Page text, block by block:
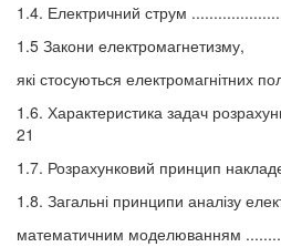
1.4. Електричний струм
1.5 Закони електромагнетизму,
які стосуються електромагнітних
1.6. Характеристика задач
21
1.7. Розрахунковий принцип
1.8. Загальні принципи аналізу
математичним моделюванням